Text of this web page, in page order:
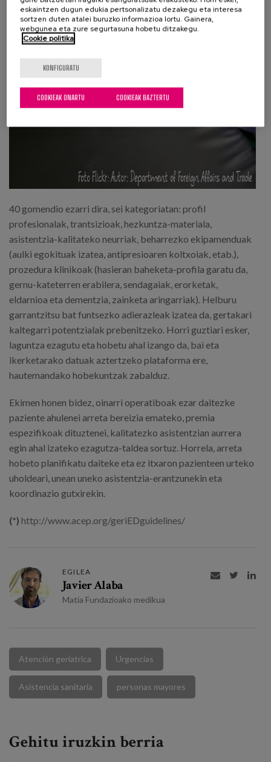
40 gomendio ezarri dira, sei kategoriatan: profil
profesionalak, trantsizioak, hezkuntza-materiala,
asistentzia-kalitateko neurriak, beharrezko ekipamenduak
(aulki egokituak izatea, antipresioaren koltxoiak, etab.),
prozedura klinikoak (hasieran baheketa-profila garatu da,
gernu-kateterren erabilera, sendagaiak, erorketak,
eldarnioa eta dementzia, zainketa aringarriak). Helburu
garrantzitsu bat funtsezko adierazleak izatea da, gertakari
kaltegarri potentzialak prebenitzeko. Horri guztiari esker,
laguntza ezagutu eta hobetu ahal izango da, bai eta
ikerketarako datuak aztertzeko plataforma ere,
hautemandako hobekuntzak zabalduz.
Ekimen honen bidez, oinarri operatiboak ezar daitezke
paziente ahulenei arreta bereizia emateko, premia
espezifikoak dituztenei, kalitatezko asistentzian aurrera
egin ahal izateko ezagutza-taldea sortuz. Horrela, arreta
hobeto planifikatu daiteke eta ez itxaron pazienteen urteko
uholdeari, unean uneko asistentzia-erantzunekin eta
koordinazio gutxirekin.
(*) http://www.acep.org/geriEDguidelines/
EGILEA
Javier Alaba
Matia Fundazioako medikua
  
Atención geriatrica Urgencias
Asistencia sanitaria personas mayores
Gehitu iruzkin berria
eskaintzen dugun edukia pertsonalizatu dezakegu eta interesa
sortzen duten atalei buruzko informazioa lortu. Gainera,
webgunea eta zure segurtasuna hobetu ditzakegu.
Cookie politika
KONFIGURATU
COOKIEAK BAZTERTU
COOKIEAK ONARTU